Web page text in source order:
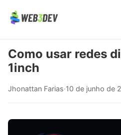
Como usar redes
1inch
Jhonattan Farias·10 de junho de